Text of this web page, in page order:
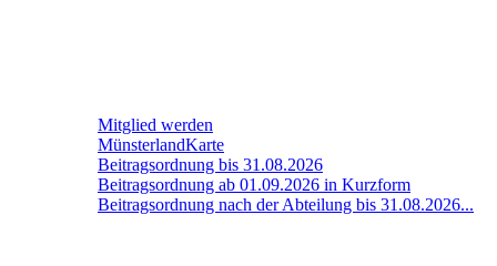
Mitglied werden
MünsterlandKarte
Beitragsordnung bis 31.08.2026
Beitragsordnung ab 01.09.2026 in Kurzform
Beitragsordnung nach der Abteilung bis 31.08.2026...